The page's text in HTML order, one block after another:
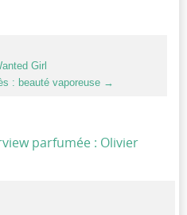
Girl
: beauté vaporeuse →
parfumée : Olivier